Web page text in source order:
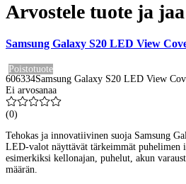
Arvostele tuote ja
Samsung Galaxy S20 LED View
Poistotuote
606334Samsung Galaxy S20 LED View
Ei arvosanaa
(0)
Tehokas ja innovatiivinen suoja Samsung
LED-valot näyttävät tärkeimmät puhelimen
esimerkiksi kellonajan, puhelut, akun
määrän.